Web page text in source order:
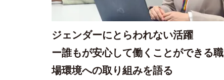
ジェンダーにとらわれない活躍
ー誰もが安心して働くことができる職
場環境への取り組みを語る